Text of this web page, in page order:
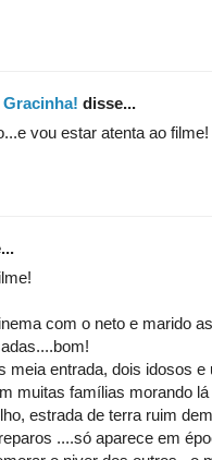
disse...
vou estar atenta ao filme!
com o neto e marido
meia entrada, dois idosos
muitas famílias morando
estrada de terra ruim
....só aparece em